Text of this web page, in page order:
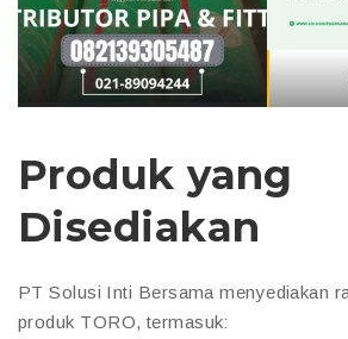
Produk yang
Disediakan
PT Solusi Inti Bersama menyediakan
produk TORO, termasuk: